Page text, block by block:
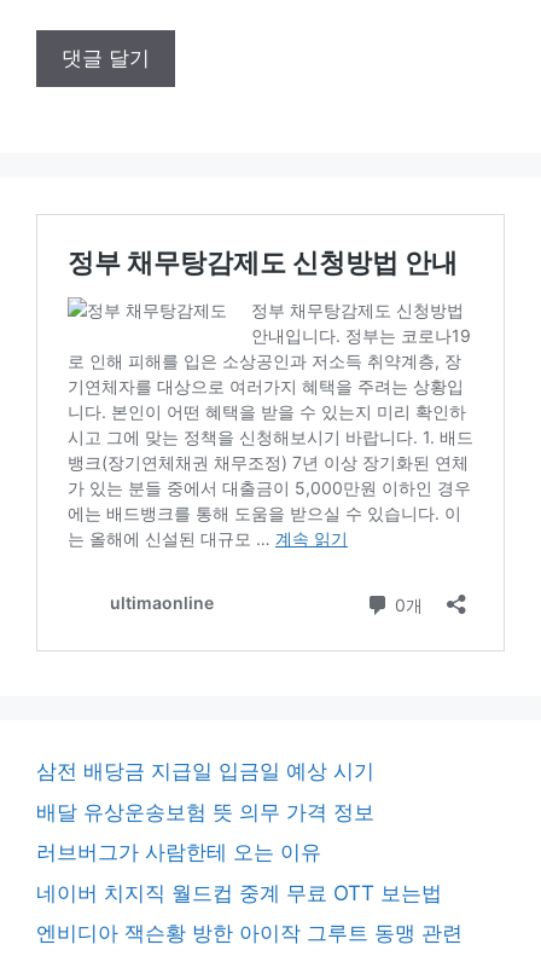
삼전 배당금 지급일 입금일 예상 시기
배달 유상운송보험 뜻 의무 가격 정보
러브버그가 사람한테 오는 이유
네이버 치지직 월드컵 중계 무료 OTT 보는법
엔비디아 잭슨황 방한 아이작 그루트 동맹 관련